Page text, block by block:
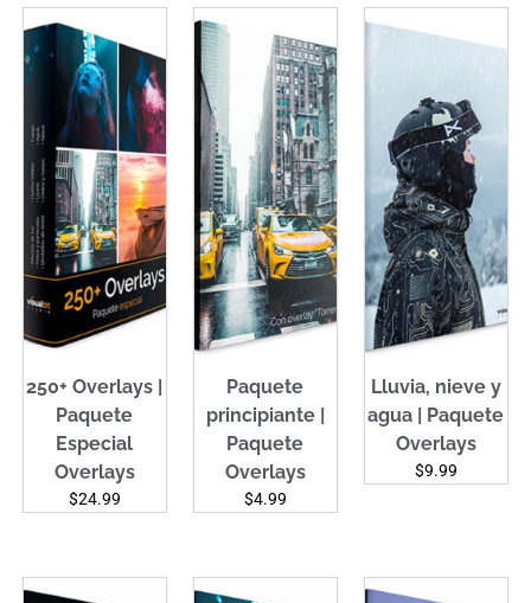
250+ Overlays |
Paquete
Especial
Overlays
$24.99
Paquete
principiante |
Paquete
Overlays
$4.99
Lluvia, nieve y
agua | Paquete
Overlays
$9.99